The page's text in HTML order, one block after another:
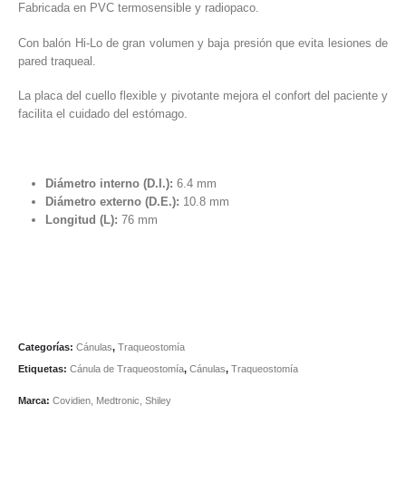
Fabricada en PVC termosensible y radiopaco.
Con balón Hi-Lo de gran volumen y baja presión que evita lesiones de
pared traqueal.
La placa del cuello flexible y pivotante mejora el confort del paciente y
facilita el cuidado del estómago.
Diámetro interno (D.I.): 6.4 mm
Diámetro externo (D.E.): 10.8 mm
Longitud (L): 76 mm
Categorías: Cánulas, Traqueostomía
Etiquetas: Cánula de Traqueostomía, Cánulas, Traqueostomía
Marca: Covidien Medtronic Shiley